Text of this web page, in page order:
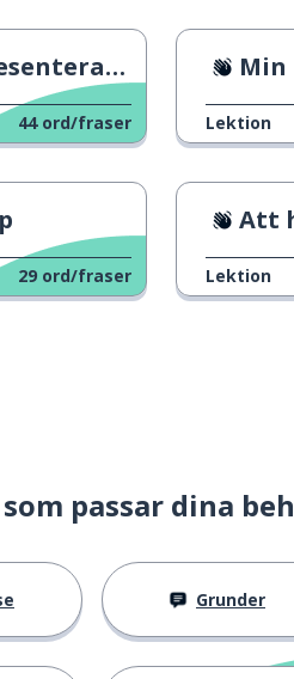
sig själv
44 ord/fraser
Min
Lektion
29 ord/fraser
Att
Lektion
passar dina
Grunder